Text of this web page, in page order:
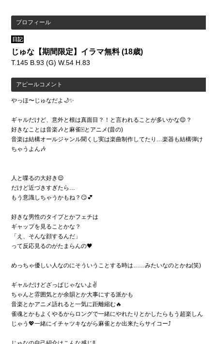
プロフィール
日記
じゅな【期間限定】イラマ無料(18歳)
T.145 B.93 (G) W.54 H.83
アピールコメント
やっほ〜じゅなだよ🌙✨
ギャルだけど、意外と根は真面目？！と言われることが多いかな😌？
好きなことは音楽🎶と麻雀🀄とアニメ(昔の)
音楽は結構オールジャンル聞くし実は楽曲制作してたり…楽器も結構弾け
ちゃうよん🎶
人と喋るの大好き😌
だけど近づきすぎたら…
もう意識しちゃうかもね？😏💕
好きな男性のタイプとかフェチは
ギャップを見ることかな？
「え、そんな顔するんだ」
って反応見るのがたまらんの🖤
めっちゃ優しい人なのにそういうことする時は……みたいなのとかね(笑)
ギャルだけどざっぱじゃないよ✌️
ちゃんと雰囲気とか余韻とか大事にする派かも
音楽とかアニメ語れると一気に距離縮む🔥
雀魂とかもよくやるからロングで一緒にやれたりとかしたらもう超楽しん
じゃう💖一緒にイチャツキながら麻雀とか出来たらサイコー⤴️